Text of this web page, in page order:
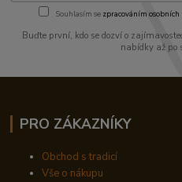
Souhlasím se zpracováním osobních
Buďte první, kdo se dozví o
nabídky až po
PRO ZÁKAZNÍKY
Obchod s tradicí
Vše o nákupu